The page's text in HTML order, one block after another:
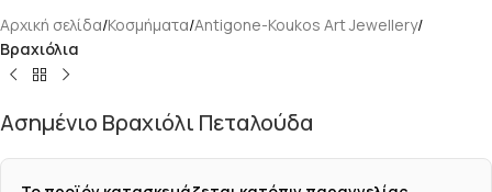
Αρχική σελίδα Κοσμήματα Antigone-Koukos Art Jewellery
Βραχιόλια
Ασημένιο Βραχιόλι Πεταλούδα